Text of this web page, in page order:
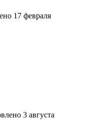
17 февраля
3 августа